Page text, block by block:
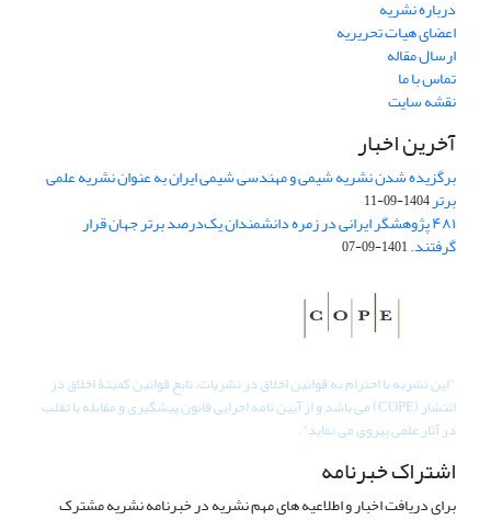
درباره نشریه
اعضای هیات تحریریه
ارسال مقاله
تماس با ما
نقشه سایت
آخرین اخبار
برگزیده شدن نشریه شیمی و مهندسی شیمی ایران به عنوان نشریه علمی
برتر1404-09-11
۴۸۱ پژوهشگر ایرانی در زمره دانشمندان یک‌درصد برتر جهان قرار
گرفتند.1401-09-07
"این نشریه با احترام به قوانین اخلاق در نشریات، تابع قوانین کمیتۀ اخلاق در
انتشار (COPE) می باشد و از آیین نامه اجرایی قانون پیشگیری و مقابله با تقلب
در آثار علمی پیروی می نماید".
اشتراک خبرنامه
برای دریافت اخبار و اطلاعیه های مهم نشریه در خبرنامه نشریه مشترک